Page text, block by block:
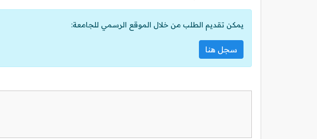
يمكن تقديم الطلب من خلال الموقع الرسمي للجامعة:
سجل هنا